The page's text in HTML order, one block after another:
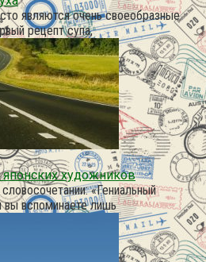
являются очень своеобразные
рецепт супа,
художников
«Гениальный
вы вспоминаете лишь